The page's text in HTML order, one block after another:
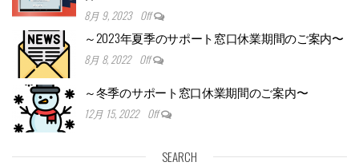
8月 9, 2023 Off
～2023年夏季のサポート窓口休業期間のご案内〜
8月 8, 2022 Off
～冬季のサポート窓口休業期間のご案内〜
12月 15, 2022 Off
SEARCH